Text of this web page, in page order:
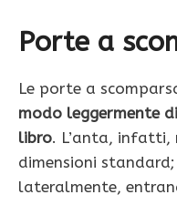
Porte a
Le porte a
modo leggermente
libro. L’anta, infatti,
dimensioni
lateralmente,